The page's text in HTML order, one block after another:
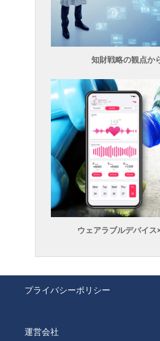
知財戦略の観点か
ウェアラブルデバイス
プライバシーポリシー
運営会社